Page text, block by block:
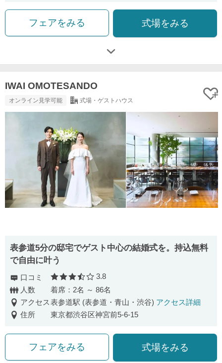
フェアをみる 式場をみる
IWAI OMOTESANDO
オンライン見学可能 式場・ゲストハウス
表参道5分の邸宅でゲスト中心の結婚式を。持込無料
で自由に叶う
口コミ 口コミ評価
3.8
人数
着席：2名 ～ 86名
アクセス表参道駅 (表参道・青山・渋谷) アクセス詳細
住所
東京都渋谷区神宮前5-6-15
フェアをみる 式場をみる